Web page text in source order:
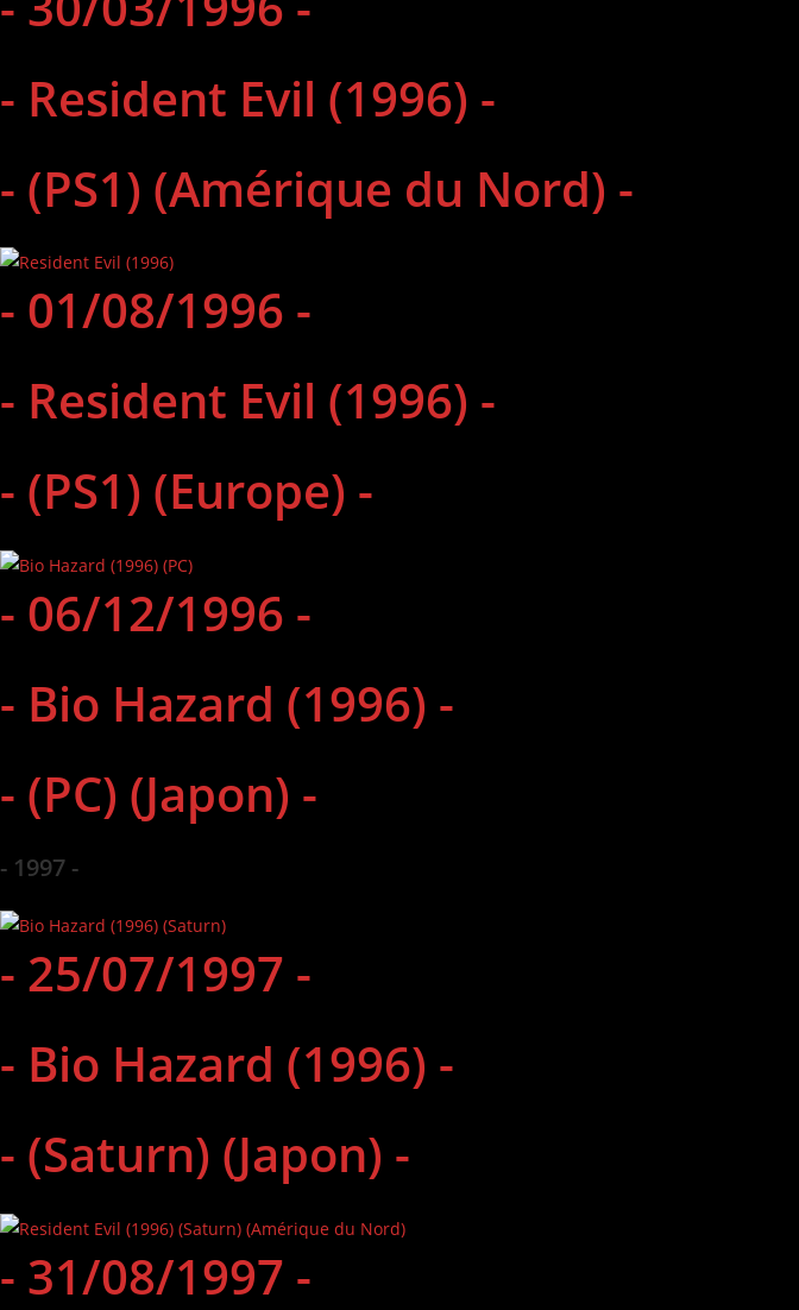
- Resident Evil (1996) -
- (PS1) (Amérique du Nord) -
- 01/08/1996 -
- Resident Evil (1996) -
- (PS1) (Europe) -
- 06/12/1996 -
- Bio Hazard (1996) -
- (PC) (Japon) -
- 1997 -
- 25/07/1997 -
- Bio Hazard (1996) -
- (Saturn) (Japon) -
- 31/08/1997 -